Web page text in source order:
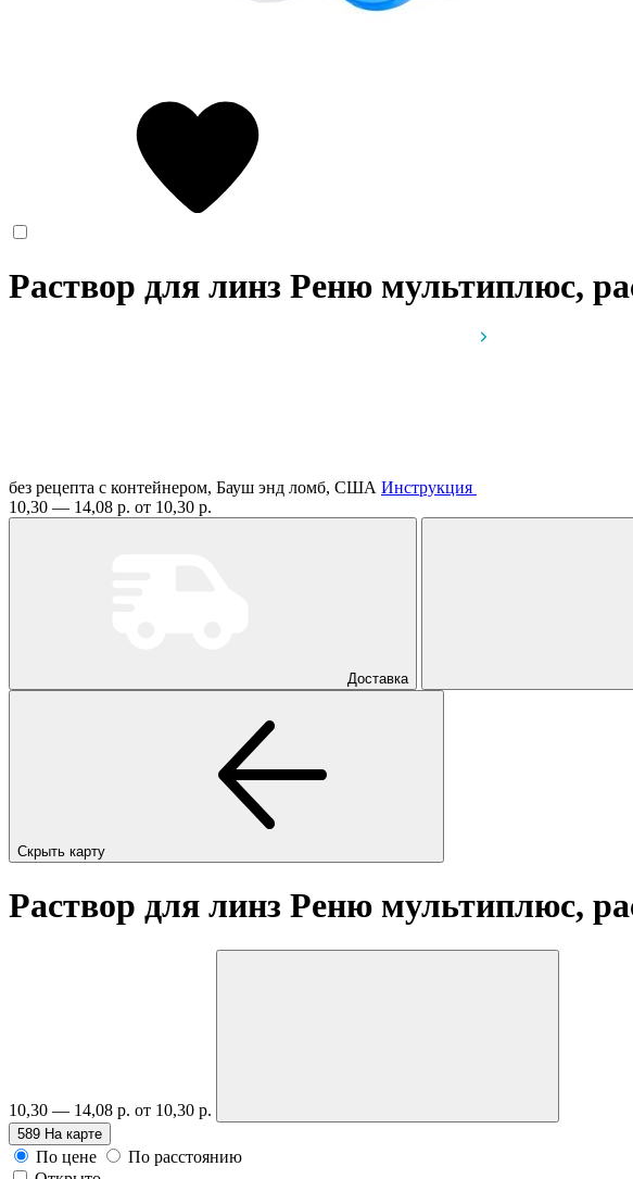
Раствор для линз Реню мультиплюс,
без рецепта с контейнером, Бауш энд ломб, США Инструкция
10,30 — 14,08 р. от 10,30 р.
Доставка
Скрыть карту
Раствор для линз Реню мультиплюс,
10,30 — 14,08 р. от 10,30 р.
589 На карте
По цене
По расстоянию